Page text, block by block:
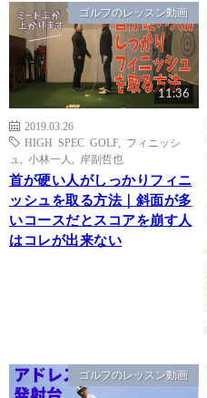
ゴルフのレッスン動画
11:36
2019.03.26
HIGH SPEC GOLF, フィニッシ
ュ
小林一人 岸副哲也
首が硬い人がしっかりフィニ
ッシュを取る方法｜斜面が多
いコースだとスコアを崩す人
はコレが出来ない
ゴルフのレッスン動画